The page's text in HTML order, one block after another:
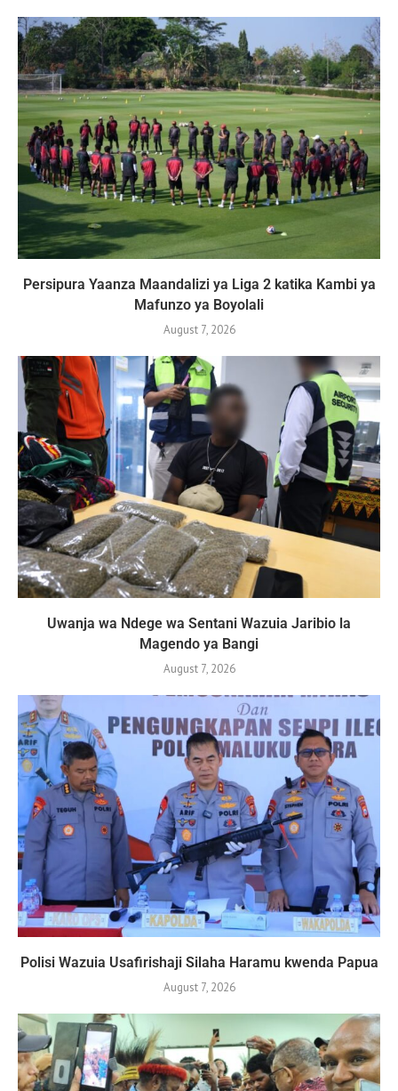
Persipura Yaanza Maandalizi ya Liga 2 katika Kambi ya
Mafunzo ya Boyolali
August 7, 2026
Uwanja wa Ndege wa Sentani Wazuia Jaribio la
Magendo ya Bangi
August 7, 2026
Polisi Wazuia Usafirishaji Silaha Haramu kwenda Papua
August 7, 2026